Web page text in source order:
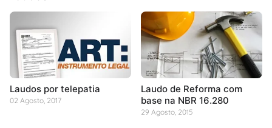
Laudos por telepatia
02 Agosto, 2017
Laudo de Reforma com
base na NBR 16.280
29 Agosto, 2015